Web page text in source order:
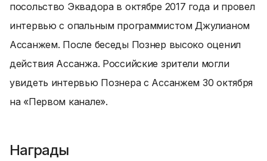
посольство Эквадора в октябре 2017 года и провел
интервью с опальным программистом Джулианом
Ассанжем. После беседы Познер высоко оценил
действия Ассанжа. Российские зрители могли
увидеть интервью Познера с Ассанжем 30 октября
на «Первом канале».
Награды